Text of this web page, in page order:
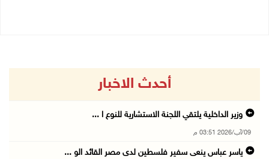
أحدث الاخبار
وزير الداخلية يلتقي اللجنة الاستشارية للنوع ا ...
09/آب/2026 03:51 م
ياسر عباس ينعى سفير فلسطين لدى مصر القائد الو ...